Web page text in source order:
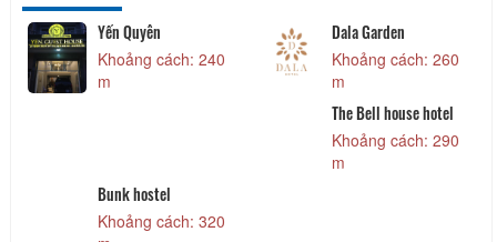
Yến Quyên
Khoảng cách: 240
m
Dala Garden
Khoảng cách: 260
m
The Bell house hotel
Khoảng cách: 290
m
Bunk hostel
Khoảng cách: 320